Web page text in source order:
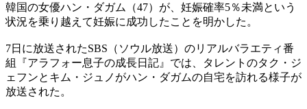
韓国の女優ハン・ダガム（47）が、妊娠確率5％未満という
状況を乗り越えて妊娠に成功したことを明かした。
7日に放送されたSBS（ソウル放送）のリアルバラエティ番
組『アラフォー息子の成長日記』では、タレントのタク・ジ
ェフンとキム・ジュノがハン・ダガムの自宅を訪れる様子が
放送された。